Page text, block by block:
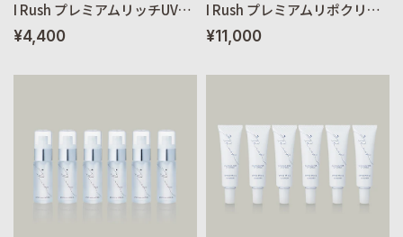
I Rush プレミアムリッチUVクリーム 35g
¥4,400
I Rush プレミアムリポクリーム 40g【送料無料】
¥11,000